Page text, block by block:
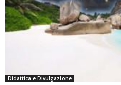
Didattica e Divulgazione